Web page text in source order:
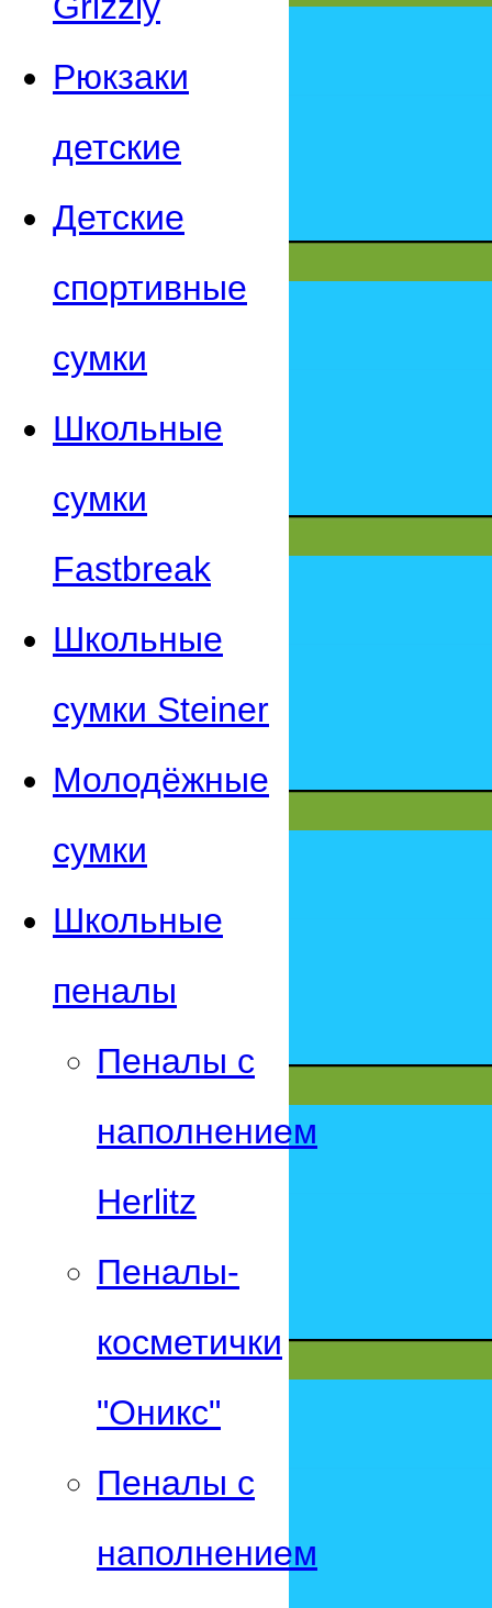
Рюкзаки
детские
Детские
спортивные
сумки
Школьные
сумки
Fastbreak
Школьные
сумки Steiner
Молодёжные
сумки
Школьные
пеналы
Пеналы с
наполнением
Herlitz
Пеналы-
косметички
"Оникс"
Пеналы с
наполнением